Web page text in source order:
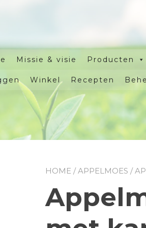
Missie & visie Producten
Winkel Recepten
HOME /APPELMOES /